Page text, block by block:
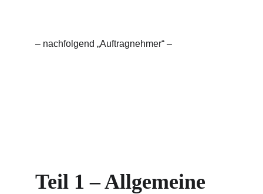
– nachfolgend „Auftragnehmer“ –
Teil 1 – Allgemeine